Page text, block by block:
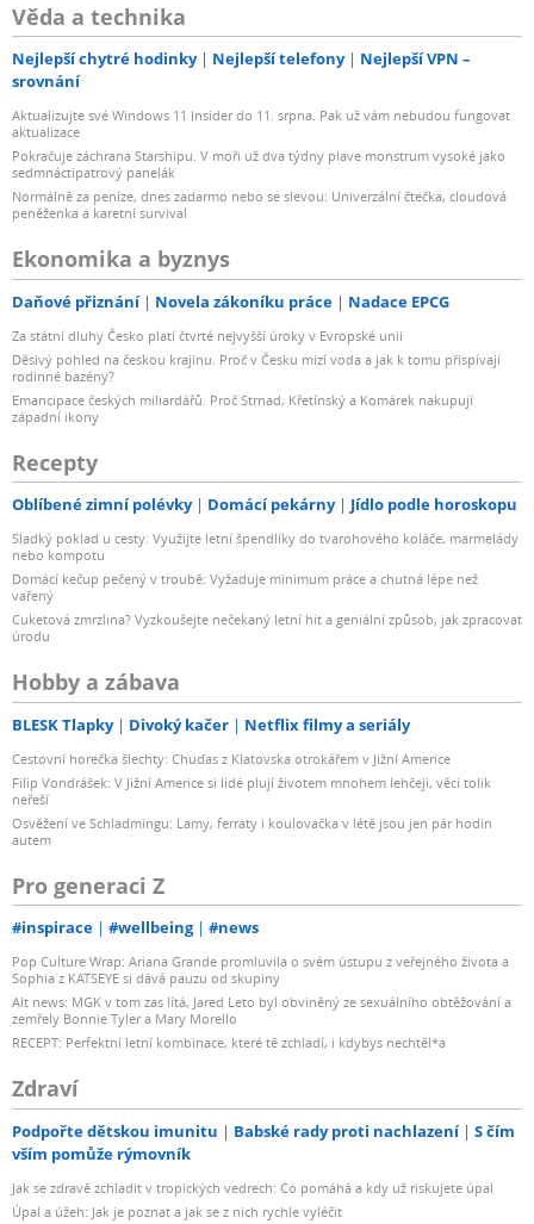
Věda a technika
Nejlepší chytré hodinky Nejlepší telefony
Nejlepší VPN –
srovnání
Aktualizujte své Windows 11 Insider do 11. srpna. Pak už vám nebudou fungovat
aktualizace
Pokračuje záchrana Starshipu. V moři už dva týdny plave monstrum vysoké jako
sedmnáctipatrový panelák
Normálně za peníze, dnes zadarmo nebo se slevou: Univerzální čtečka, cloudová
peněženka a karetní survival
Ekonomika a byznys
Daňové přiznání Novela zákoníku práce Nadace EPCG
Za státní dluhy Česko platí čtvrté nejvyšší úroky v Evropské unii
Děsivý pohled na českou krajinu. Proč v Česku mizí voda a jak k tomu přispívají
rodinné bazény?
Emancipace českých miliardářů. Proč Strnad, Křetínský a Komárek nakupují
západní ikony
Recepty
Oblíbené zimní polévky Domácí pekárny Jídlo podle horoskopu
Sladký poklad u cesty: Využijte letní špendlíky do tvarohového koláče, marmelády
nebo kompotu
Domácí kečup pečený v troubě: Vyžaduje minimum práce a chutná lépe než
vařený
Cuketová zmrzlina? Vyzkoušejte nečekaný letní hit a geniální způsob, jak zpracovat
úrodu
Hobby a zábava
BLESK Tlapky Divoký kačer Netflix filmy a seriály
Cestovní horečka šlechty: Chuďas z Klatovska otrokářem v Jižní Americe
Filip Vondrášek: V Jižní Americe si lidé plují životem mnohem lehčeji, věci tolik
neřeší
Osvěžení ve Schladmingu: Lamy, ferraty i koulovačka v létě jsou jen pár hodin
autem
Pro generaci Z
#inspirace #wellbeing #news
Pop Culture Wrap: Ariana Grande promluvila o svém ústupu z veřejného života a
Sophia z KATSEYE si dává pauzu od skupiny
Alt news: MGK v tom zas lítá, Jared Leto byl obviněný ze sexuálního obtěžování a
zemřely Bonnie Tyler a Mary Morello
RECEPT: Perfektní letní kombinace, které tě zchladí, i kdybys nechtěl*a
Zdraví
Podpořte dětskou imunitu Babské rady proti nachlazení
S čím
vším pomůže rýmovník
Jak se zdravě zchladit v tropických vedrech: Co pomáhá a kdy už riskujete úpal
Úpal a úžeh: Jak je poznat a jak se z nich rychle vyléčit